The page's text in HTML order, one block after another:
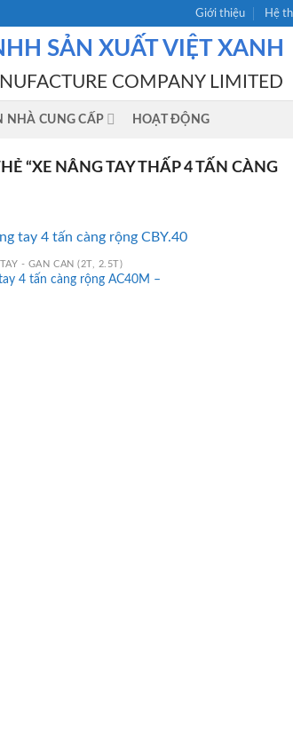
Giới thiệu Hệ
SẢN XUẤT VIỆT XANH
COMPANY LIMITED
NHÀ CUNG CẤP HOẠT ĐỘNG
“XE NÂNG TAY THẤP 4 TẤN CÀNG
- GẮN CÂN (2T, 2.5T)
4 tấn càng rộng AC40M –